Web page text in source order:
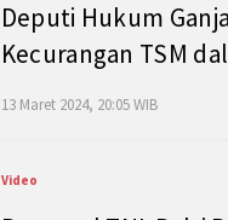
Deputi Hukum
Kecurangan TSM
13 Maret 2024, 20:05 WIB
Video